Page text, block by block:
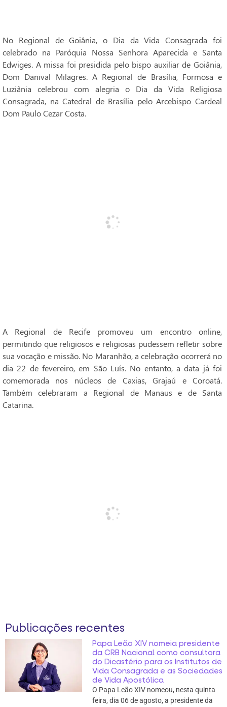
No Regional de Goiânia, o Dia da Vida Consagrada foi
celebrado na Paróquia Nossa Senhora Aparecida e Santa
Edwiges. A missa foi presidida pelo bispo auxiliar de Goiânia,
Dom Danival Milagres. A Regional de Brasília, Formosa e
Luziânia celebrou com alegria o Dia da Vida Religiosa
Consagrada, na Catedral de Brasília pelo Arcebispo Cardeal
Dom Paulo Cezar Costa.
A Regional de Recife promoveu um encontro online,
permitindo que religiosos e religiosas pudessem refletir sobre
sua vocação e missão. No Maranhão, a celebração ocorrerá no
dia 22 de fevereiro, em São Luís. No entanto, a data já foi
comemorada nos núcleos de Caxias, Grajaú e Coroatá.
Também celebraram a Regional de Manaus e de Santa
Catarina.
Publicações recentes
Papa Leão XIV nomeia presidente
da CRB Nacional como consultora
do Dicastério para os Institutos de
Vida Consagrada e as Sociedades
de Vida Apostólica
O Papa Leão XIV nomeou, nesta quinta
feira, dia 06 de agosto, a presidente da